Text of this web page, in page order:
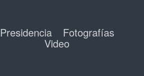
Presidencia Fotografías
Video